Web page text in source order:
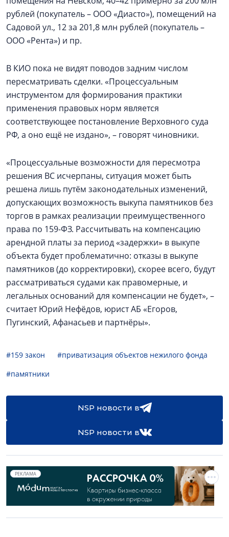
рублей (покупатель – ООО «Диасто»), помещений на
Садовой ул., 12 за 201,8 млн рублей (покупатель –
ООО «Рента») и пр.
В КИО пока не видят поводов задним числом
пересматривать сделки. «Процессуальным
инструментом для формирования практики
применения правовых норм является
соответствующее постановление Верховного суда
РФ, а оно ещё не издано», – говорят чиновники.
«Процессуальные возможности для пересмотра
решения ВС исчерпаны, ситуация может быть
решена лишь путём законодательных изменений,
допускающих возможность выкупа памятников без
торгов в рамках реализации преимущественного
права по 159-ФЗ. Рассчитывать на компенсацию
арендной платы за период «задержки» в выкупе
объекта будет проблематично: отказы в выкупе
памятников (до корректировки), скорее всего, будут
рассматриваться судами как правомерные, и
легальных оснований для компенсации не будет», –
считает Юрий Нефёдов, юрист АБ «Егоров,
Пугинский, Афанасьев и партнёры».
#159 закон
#приватизация объектов нежилого фонда
#памятники
NSP новости в
NSP новости в
РЕКЛАМА